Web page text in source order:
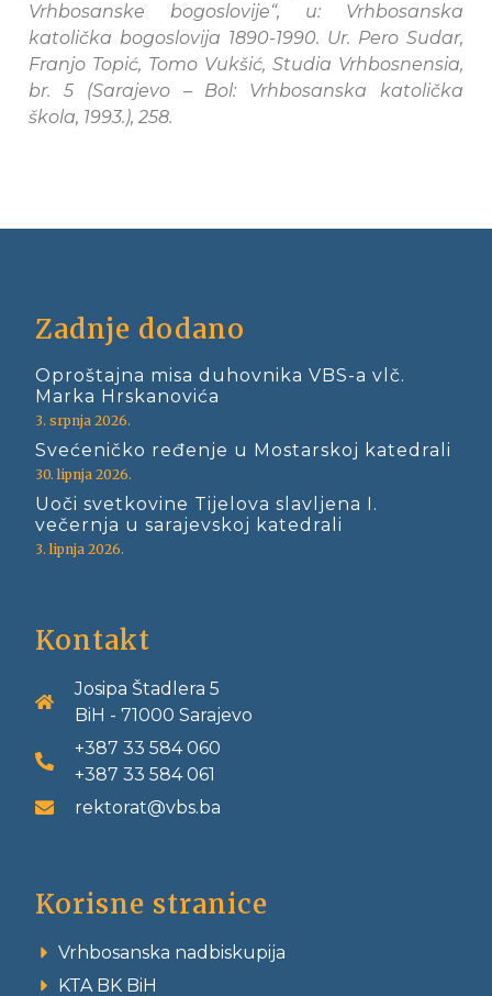
Vrhbosanske bogoslovije“, u: Vrhbosanska
katolička bogoslovija 1890-1990. Ur. Pero Sudar,
Franjo Topić, Tomo Vukšić, Studia Vrhbosnensia,
br. 5 (Sarajevo – Bol: Vrhbosanska katolička
škola, 1993.), 258.
Zadnje dodano
Oproštajna misa duhovnika VBS-a vlč.
Marka Hrskanovića
3. srpnja 2026.
Svećeničko ređenje u Mostarskoj katedrali
30. lipnja 2026.
Uoči svetkovine Tijelova slavljena I.
večernja u sarajevskoj katedrali
3. lipnja 2026.
Kontakt
Josipa Štadlera 5
BiH - 71000 Sarajevo
+387 33 584 060
+387 33 584 061
rektorat@vbs.ba
Korisne stranice
Vrhbosanska nadbiskupija
KTA BK BiH